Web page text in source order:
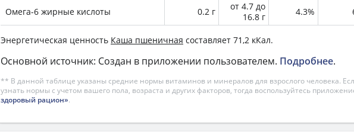
Омега-6 жирные кислоты 0.2 г
от 4.7 до
16.8 г
4.3%
Энергетическая ценность Каша пшеничная составляет 71,2 кКал.
Основной источник: Создан в приложении пользователем. Подробнее.
** В данной таблице указаны средние нормы витаминов и минералов для взрослого человека.
узнать нормы с учетом вашего пола, возраста и других факторов, тогда воспользуйтесь
здоровый рацион».